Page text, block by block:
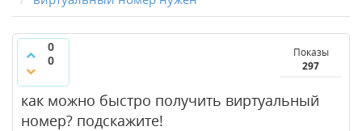
0
0
Показы
297
как можно быстро получить виртуальный
номер? подскажите!